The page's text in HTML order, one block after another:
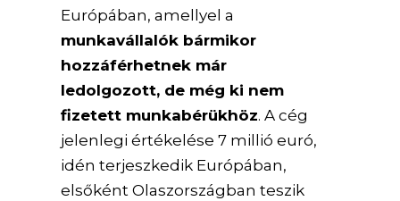
Európában, amellyel a
munkavállalók bármikor
hozzáférhetnek már
ledolgozott, de még ki nem
fizetett munkabérükhöz. A cég
jelenlegi értékelése 7 millió euró,
idén terjeszkedik Európában,
elsőként Olaszországban teszik